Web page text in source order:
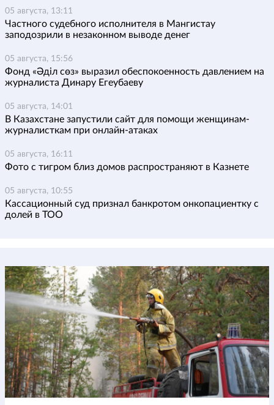
05 августа, 13:11
Частного судебного исполнителя в Мангистау
заподозрили в незаконном выводе денег
05 августа, 15:56
Фонд «Әділ сөз» выразил обеспокоенность давлением на
журналиста Динару Егеубаеву
05 августа, 14:01
В Казахстане запустили сайт для помощи женщинам-
журналисткам при онлайн-атаках
05 августа, 16:11
Фото с тигром близ домов распространяют в Казнете
05 августа, 10:55
Кассационный суд признал банкротом онкопациентку с
долей в ТОО